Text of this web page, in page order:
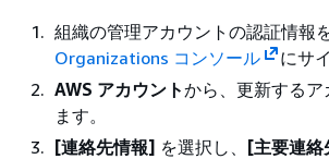
組織の管理アカウントの認証情報
Organizations コンソール
にサ
AWS アカウントから、更新する
ます。
[連絡先情報] を選択し、 [主要連絡